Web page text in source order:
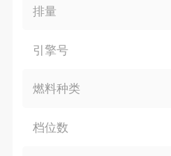
排量
引擎号
燃料种类
档位数